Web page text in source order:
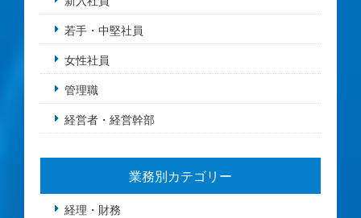
若手・中堅社員
女性社員
管理職
経営者・経営幹部
業務別カテゴリー
経理・財務